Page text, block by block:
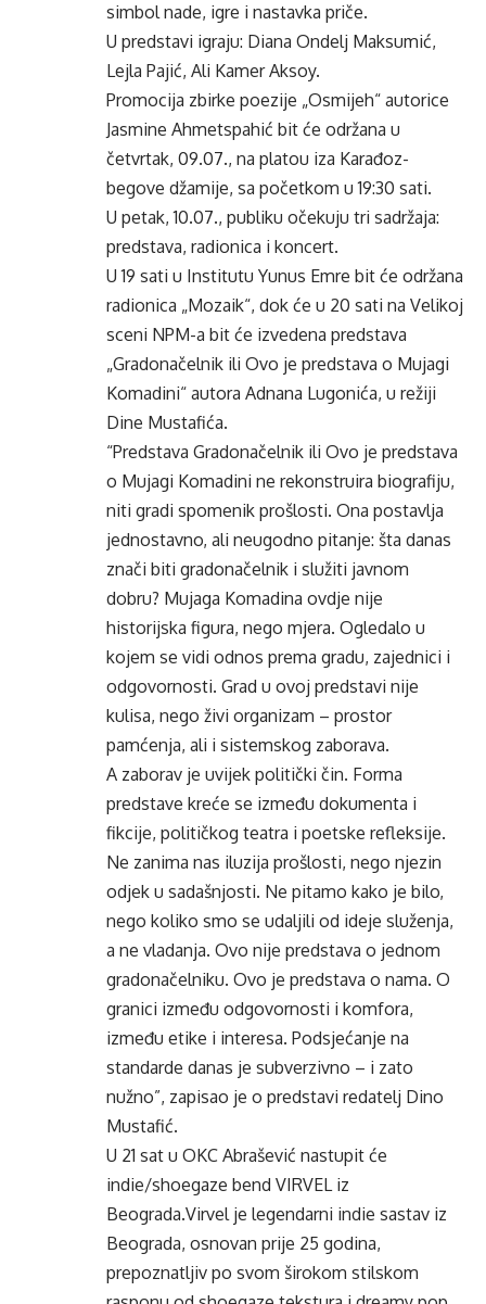
simbol nade, igre i nastavka priče.
U predstavi igraju: Diana Ondelj Maksumić,
Lejla Pajić, Ali Kamer Aksoy.
Promocija zbirke poezije „Osmijeh“ autorice
Jasmine Ahmetspahić bit će održana u
četvrtak, 09.07., na platou iza Karađoz-
begove džamije, sa početkom u 19:30 sati.
U petak, 10.07., publiku očekuju tri sadržaja:
predstava, radionica i koncert.
U 19 sati u Institutu Yunus Emre bit će održana
radionica „Mozaik“, dok će u 20 sati na Velikoj
sceni NPM-a bit će izvedena predstava
„Gradonačelnik ili Ovo je predstava o Mujagi
Komadini“ autora Adnana Lugonića, u režiji
Dine Mustafića.
“Predstava Gradonačelnik ili Ovo je predstava
o Mujagi Komadini ne rekonstruira biografiju,
niti gradi spomenik prošlosti. Ona postavlja
jednostavno, ali neugodno pitanje: šta danas
znači biti gradonačelnik i služiti javnom
dobru? Mujaga Komadina ovdje nije
historijska figura, nego mjera. Ogledalo u
kojem se vidi odnos prema gradu, zajednici i
odgovornosti. Grad u ovoj predstavi nije
kulisa, nego živi organizam – prostor
pamćenja, ali i sistemskog zaborava.
A zaborav je uvijek politički čin. Forma
predstave kreće se između dokumenta i
fikcije, političkog teatra i poetske refleksije.
Ne zanima nas iluzija prošlosti, nego njezin
odjek u sadašnjosti. Ne pitamo kako je bilo,
nego koliko smo se udaljili od ideje služenja,
a ne vladanja. Ovo nije predstava o jednom
gradonačelniku. Ovo je predstava o nama. O
granici između odgovornosti i komfora,
između etike i interesa. Podsjećanje na
standarde danas je subverzivno – i zato
nužno”, zapisao je o predstavi redatelj Dino
Mustafić.
U 21 sat u OKC Abrašević nastupit će
indie/shoegaze bend VIRVEL iz
Beograda.Virvel je legendarni indie sastav iz
Beograda, osnovan prije 25 godina,
prepoznatljiv po svom širokom stilskom